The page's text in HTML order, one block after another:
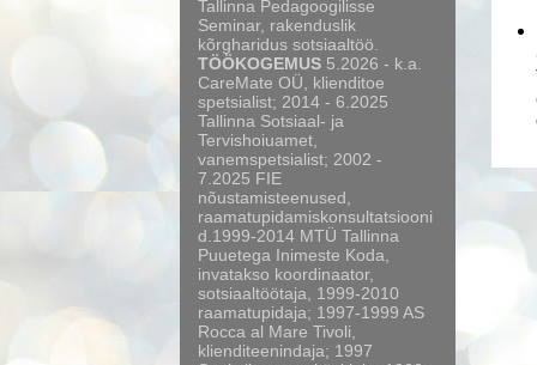
Tallinna Pedagoogilisse
Seminar, rakenduslik
kõrgharidus sotsiaaltöö.
TÖÖKOGEMUS 5.2026 - k.a.
CareMate OÜ, klienditoe
spetsialist; 2014 - 6.2025
Tallinna Sotsiaal- ja
Tervishoiuamet,
vanemspetsialist; 2002 -
7.2025 FIE
nõustamisteenused,
raamatupidamiskonsultatsiooni
d.1999-2014 MTÜ Tallinna
Puuetega Inimeste Koda,
invatakso koordinaator,
sotsiaaltöötaja, 1999-2010
raamatupidaja; 1997-1999 AS
Rocca al Mare Tivoli,
klienditeenindaja; 1997